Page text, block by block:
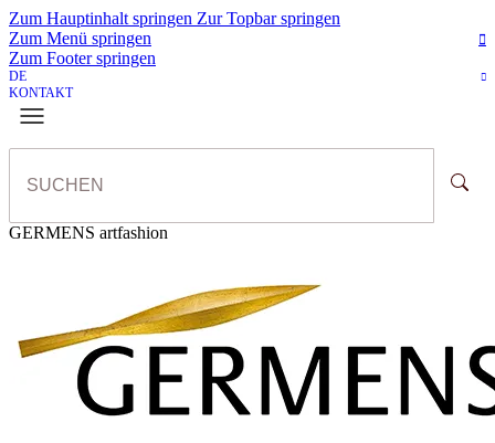
Zum Hauptinhalt springen Zur Topbar springen
Zum Menü springen
Zum Footer springen
DE
KONTAKT
GERMENS artfashion